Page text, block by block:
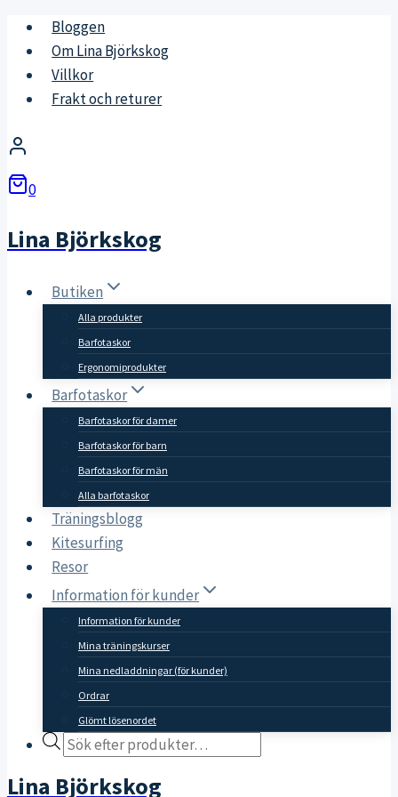
Skip
content
Bloggen
Om Lina Björkskog
Villkor
Frakt och returer
0
Lina Björkskog
Butiken
Alla produkter
Barfotaskor
Ergonomiprodukter
Barfotaskor
Barfotaskor för damer
Barfotaskor för barn
Barfotaskor för män
Alla barfotaskor
Träningsblogg
Kitesurfing
Resor
Information för kunder
Information för kunder
Mina träningskurser
Mina nedladdningar (för kunder)
Ordrar
Glömt lösenordet
Products
Lina Björkskog